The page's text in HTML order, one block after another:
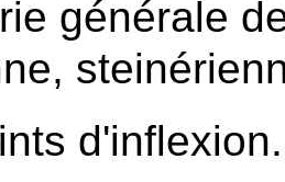
générale
d'inflexion.